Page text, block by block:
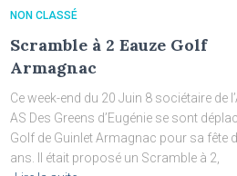
NON CLASSÉ
Scramble à 2 Eauze Golf
Armagnac
Ce week-end du 20 Juin 8 sociétaire de
AS Des Greens d’Eugénie se sont
Golf de Guinlet Armagnac pour sa fête
ans. Il était proposé un Scramble à 2,